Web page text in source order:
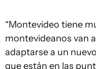
“Montevideo tiene
montevideanos van
adaptarse a un
que están en las